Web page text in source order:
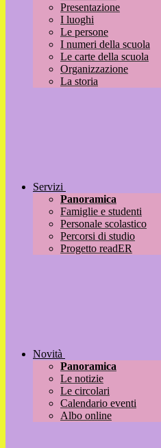
Presentazione
I luoghi
Le persone
I numeri della scuola
Le carte della scuola
Organizzazione
La storia
Servizi
Panoramica
Famiglie e studenti
Personale scolastico
Percorsi di studio
Progetto readER
Novità
Panoramica
Le notizie
Le circolari
Calendario eventi
Albo online